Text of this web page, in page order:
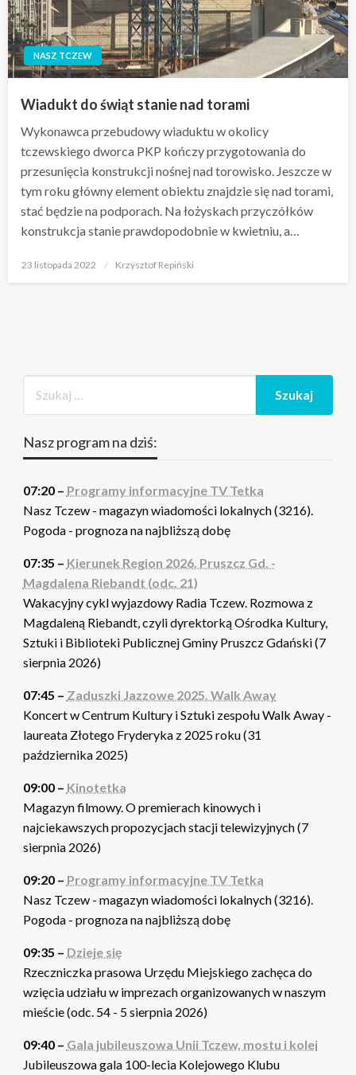
NASZ TCZEW
Wiadukt do świąt stanie nad torami
Wykonawca przebudowy wiaduktu w okolicy
tczewskiego dworca PKP kończy przygotowania do
przesunięcia konstrukcji nośnej nad torowisko. Jeszcze w
tym roku główny element obiektu znajdzie się nad torami,
stać będzie na podporach. Na łożyskach przyczółków
konstrukcja stanie prawdopodobnie w kwietniu, a…
Opublikowane
23 listopada 2022 Krzysztof Repiński
Nasz program na dziś:
07:20 – Programy informacyjne TV Tetka
Nasz Tczew - magazyn wiadomości lokalnych (3216).
Pogoda - prognoza na najbliższą dobę
07:35 – Kierunek Region 2026. Pruszcz Gd. -
Magdalena Riebandt (odc. 21)
Wakacyjny cykl wyjazdowy Radia Tczew. Rozmowa z
Magdaleną Riebandt, czyli dyrektorką Ośrodka Kultury,
Sztuki i Biblioteki Publicznej Gminy Pruszcz Gdański (7
sierpnia 2026)
07:45 – Zaduszki Jazzowe 2025. Walk Away
Koncert w Centrum Kultury i Sztuki zespołu Walk Away -
laureata Złotego Fryderyka z 2025 roku (31
października 2025)
09:00 – Kinotetka
Magazyn filmowy. O premierach kinowych i
najciekawszych propozycjach stacji telewizyjnych (7
sierpnia 2026)
09:20 – Programy informacyjne TV Tetka
Nasz Tczew - magazyn wiadomości lokalnych (3216).
Pogoda - prognoza na najbliższą dobę
09:35 – Dzieje się
Rzeczniczka prasowa Urzędu Miejskiego zachęca do
wzięcia udziału w imprezach organizowanych w naszym
mieście (odc. 54 - 5 sierpnia 2026)
09:40 – Gala jubileuszowa Unii Tczew, mostu i kolei
Jubileuszowa gala 100-lecia Kolejowego Klubu